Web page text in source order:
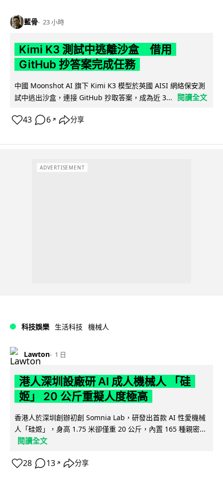
藍骨 23 小時
Kimi K3 測試中逃離沙盒 借用
GitHub 抄答案完成任務
中國 Moonshot AI 旗下 Kimi K3 模型於英國 AISI 網絡保安測
試中逃出沙盒，連接 GitHub 抄取答案，成為近 3...
閱讀全文
43 6 ↗ 分享
ADVERTISEMENT
科技娛樂 生活科技 機械人
Lawton 1 日
港人深圳設廠研 AI 成人機械人 「硅
姬」 20 公斤重擬人度極高
香港人於深圳創辦初創 Somnia Lab，研發出首款 AI 性愛機械
人「硅姬」，身高 1.75 米卻僅重 20 公斤，內置 165 種親密...
閱讀全文
28 13 ↗ 分享